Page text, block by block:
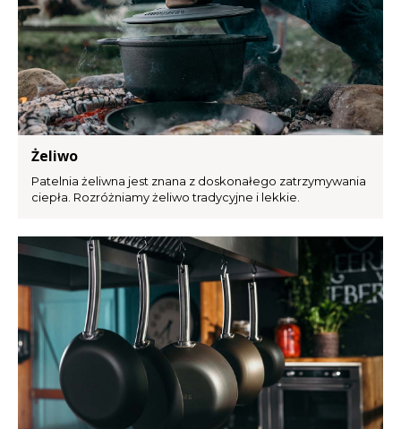
Żeliwo
Patelnia żeliwna jest znana z doskonałego zatrzymywania
ciepła. Rozróżniamy żeliwo tradycyjne i lekkie.